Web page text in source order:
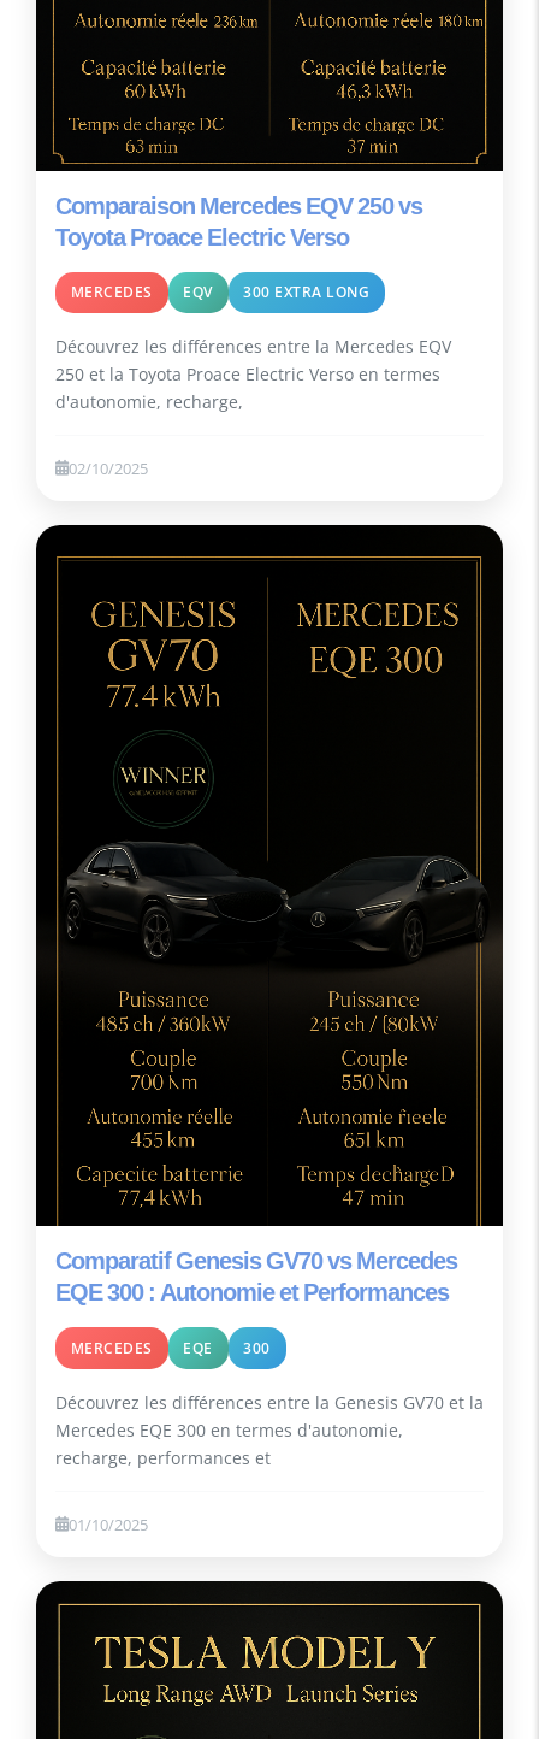
Comparaison Mercedes EQV 250 vs
Toyota Proace Electric Verso
MERCEDES EQV 300 EXTRA LONG
Découvrez les différences entre la Mercedes EQV
250 et la Toyota Proace Electric Verso en termes
d'autonomie, recharge,
02/10/2025
Comparatif Genesis GV70 vs Mercedes
EQE 300 : Autonomie et Performances
MERCEDES EQE 300
Découvrez les différences entre la Genesis GV70 et la
Mercedes EQE 300 en termes d'autonomie,
recharge, performances et
01/10/2025